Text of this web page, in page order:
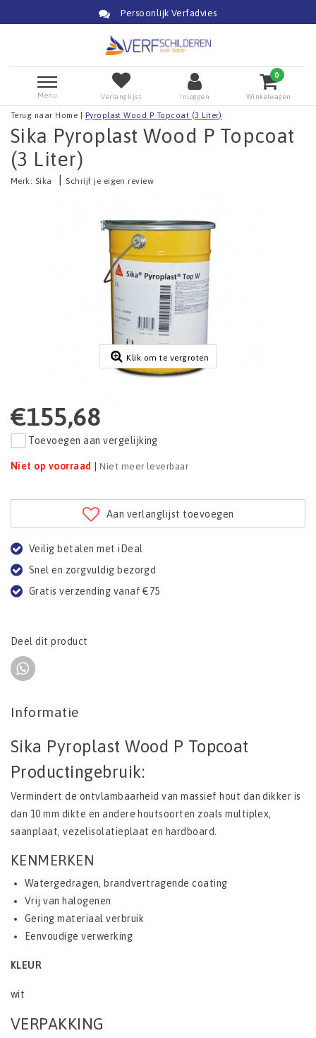
Persoonlijk Verfadvies
Menu Verlanglijst Inloggen
0
Winkelwagen
Terug naar Home Pyroplast Wood P Topcoat (3 Liter)
Sika Pyroplast Wood P Topcoat
(3 Liter)
Merk: Sika Schrijf je eigen review
Klik om te vergroten
€155,68
Toevoegen aan vergelijking
Niet op voorraad |Niet meer leverbaar
Aan verlanglijst toevoegen
Veilig betalen met iDeal
Snel en zorgvuldig bezorgd
Gratis verzending vanaf €75
Deel dit product
Informatie
Sika Pyroplast Wood P Topcoat
Productingebruik:
Vermindert de ontvlambaarheid van massief hout dan dikker is
dan 10 mm dikte en andere houtsoorten zoals multiplex,
saanplaat, vezelisolatieplaat en hardboard.
KENMERKEN
Watergedragen, brandvertragende coating
Vrij van halogenen
Gering materiaal verbruik
Eenvoudige verwerking
KLEUR
wit
VERPAKKING